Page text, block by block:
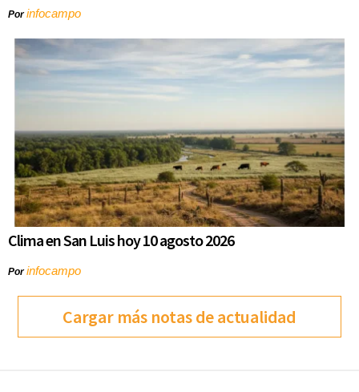
Porinfocampo
Clima en San Luis hoy 10 agosto 2026
Porinfocampo
Cargar más notas de actualidad